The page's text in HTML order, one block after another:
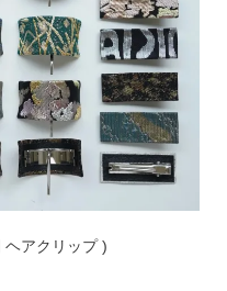
ヘアクリップ )